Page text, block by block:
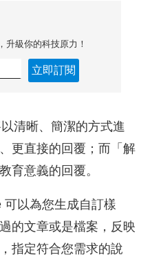
升級你的科技原力！
立即訂閱
清晰、簡潔的方式進
更直接的回覆；而「解
育意義的回覆。
以為您生成自訂樣
的文章或是檔案，反映
指定符合您需求的說